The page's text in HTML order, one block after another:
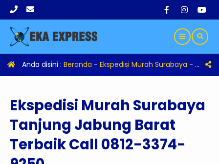
Anda disini : Beranda - Ekspedisi Murah Surabaya -
Ekspedisi Murah Surabaya
Tanjung Jabung Barat
Terbaik Call 0812-3374-